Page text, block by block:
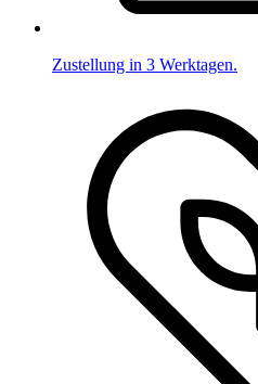
Zustellung in 3 Werktagen.